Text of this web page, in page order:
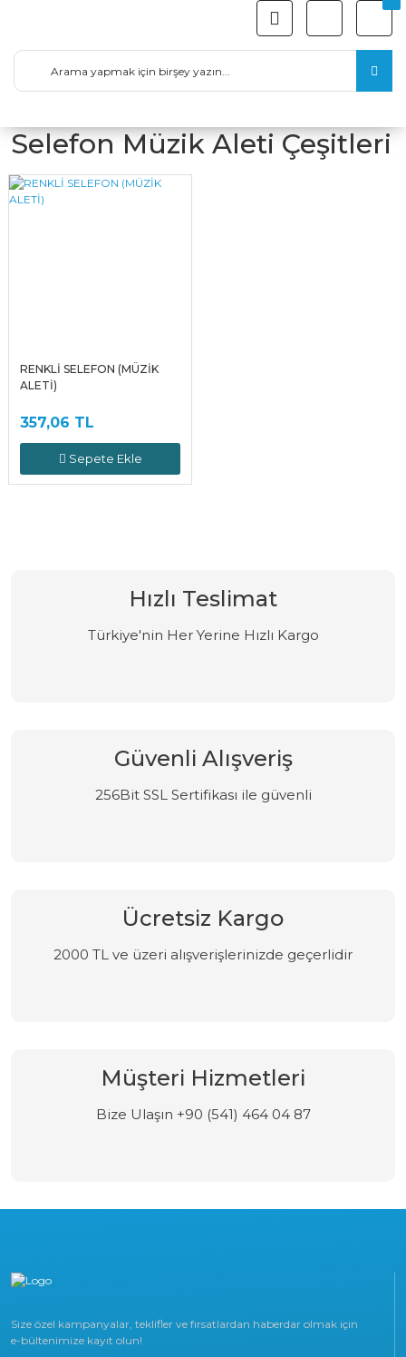
Selefon Müzik Aleti Çeşitleri
RENKLİ SELEFON (MÜZİK
ALETİ)
357,06 TL
Sepete Ekle
Hızlı Teslimat
Türkiye'nin Her Yerine Hızlı Kargo
Güvenli Alışveriş
256Bit SSL Sertifikası ile güvenli
Ücretsiz Kargo
2000 TL ve üzeri alışverişlerinizde geçerlidir
Müşteri Hizmetleri
Bize Ulaşın +90 (541) 464 04 87
Size özel kampanyalar, teklifler ve fırsatlardan haberdar olmak için
e-bültenimize kayıt olun!